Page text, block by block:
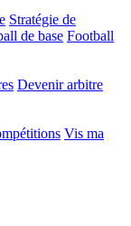
Stratégie de
de base Football
Devenir arbitre
Vis ma